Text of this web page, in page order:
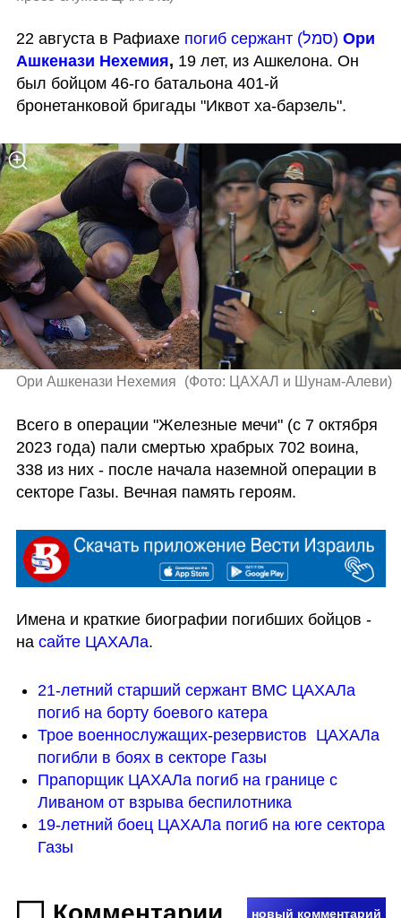
22 августа в Рафиахе погиб сержант (סמל) Ори
Ашкенази Нехемия, 19 лет, из Ашкелона. Он
был бойцом 46-го батальона 401-й
бронетанковой бригады "Иквот ха-барзель".
Ори Ашкенази Нехемия (Фото: ЦАХАЛ и Шунам-Алеви)
Всего в операции "Железные мечи" (с 7 октября
2023 года) пали смертью храбрых 702 воина,
338 из них - после начала наземной операции в
секторе Газы. Вечная память героям.
Имена и краткие биографии погибших бойцов -
на сайте ЦАХАЛа.
21-летний старший сержант ВМС ЦАХАЛа
погиб на борту боевого катера
Трое военнослужащих-резервистов  ЦАХАЛа
погибли в боях в секторе Газы
Прапорщик ЦАХАЛа погиб на границе с
Ливаном от взрыва беспилотника
19-летний боец ЦАХАЛа погиб на юге сектора
Газы
новый комментарий